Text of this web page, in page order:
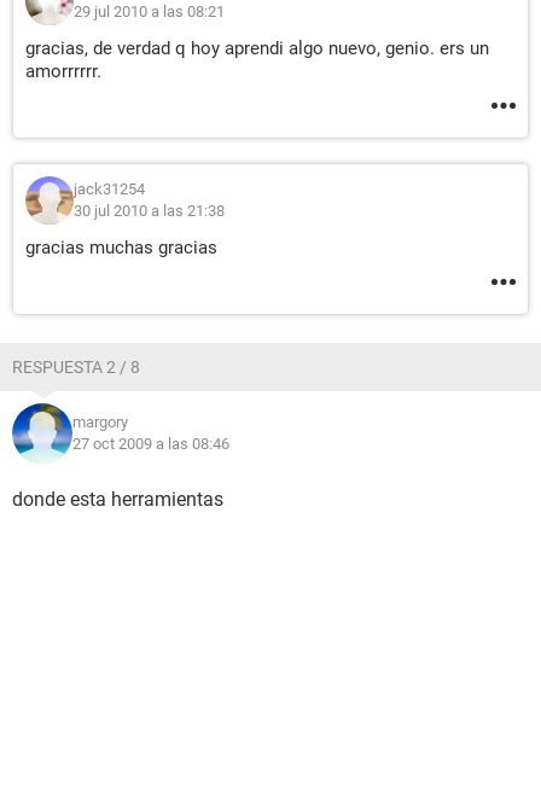
29 jul 2010 a las 08:21
gracias, de verdad q hoy aprendi algo nuevo, genio. ers un
amorrrrrr.
jack31254
30 jul 2010 a las 21:38
gracias muchas gracias
RESPUESTA 2 / 8
margory
27 oct 2009 a las 08:46
donde esta herramientas